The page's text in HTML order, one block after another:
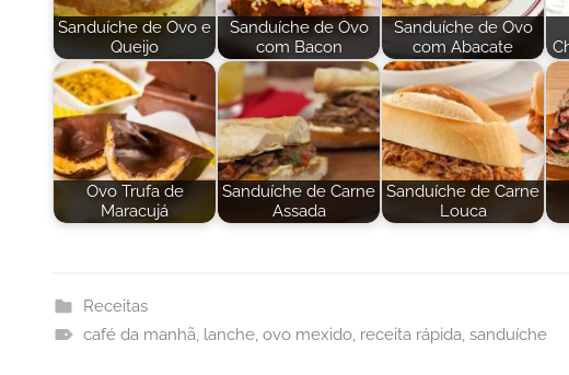
Sanduíche de Ovo e
Queijo
Sanduíche de Ovo
com Bacon
Sanduíche de Ovo
com Abacate
Ovo Trufa de
Maracujá
Sanduíche de Carne
Assada
Sanduíche de Carne
Louca
Receitas
café da manhã, lanche, ovo mexido, receita rápida, sanduíche